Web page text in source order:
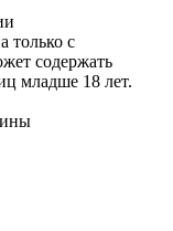
только с
содержать
младше 18 лет.